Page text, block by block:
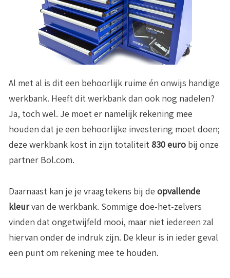
Al met al is dit een behoorlijk ruime én onwijs handige
werkbank. Heeft dit werkbank dan ook nog nadelen?
Ja, toch wel. Je moet er namelijk rekening mee
houden dat je een behoorlijke investering moet doen;
deze werkbank kost in zijn totaliteit830 euro bij onze
partner Bol.com.
Daarnaast kan je je vraagtekens bij de opvallende
kleurvan de werkbank. Sommige doe-het-zelvers
vinden dat ongetwijfeld mooi, maar niet iedereen zal
hiervan onder de indruk zijn. De kleur is in ieder geval
een punt om rekening mee te houden.